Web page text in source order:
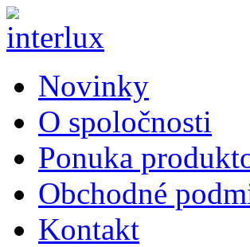
Novinky
O spoločnosti
Ponuka
Obchodné
Kontakt